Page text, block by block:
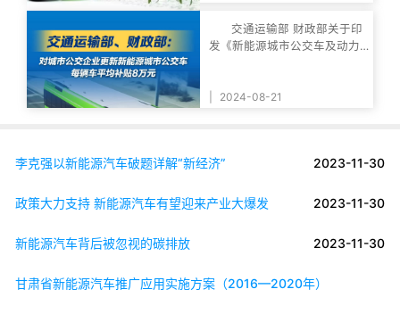
交通运输部 财政部关于印
发《新能源城市公交车及动力
2024-08-21
李克强以新能源汽车破题详解“新经济” 2023-11-30
政策大力支持 新能源汽车有望迎来产业大爆发 2023-11-30
新能源汽车背后被忽视的碳排放 2023-11-30
甘肃省新能源汽车推广应用实施方案（2016—2020年）